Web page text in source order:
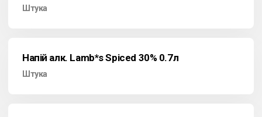
Штука
Напій алк. Lamb*s Spiced 30% 0.7л
Штука